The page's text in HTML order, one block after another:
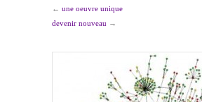
← une oeuvre unique
devenir nouveau →